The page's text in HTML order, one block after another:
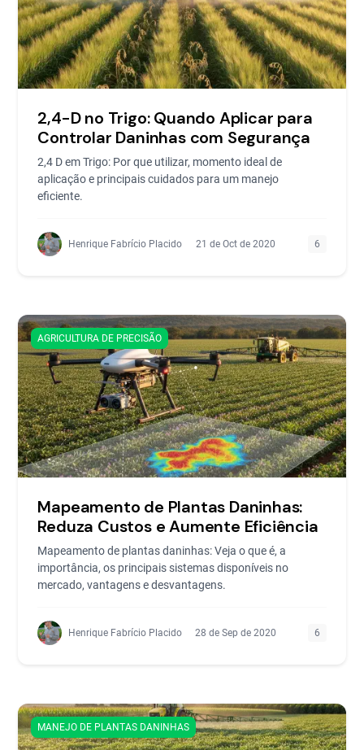
2,4-D no Trigo: Quando Aplicar para
Controlar Daninhas com Segurança
2,4 D em Trigo: Por que utilizar, momento ideal de
aplicação e principais cuidados para um manejo
eficiente.
Henrique Fabrício Placido 21 de Oct de 2020 6
AGRICULTURA DE PRECISÃO
Mapeamento de Plantas Daninhas:
Reduza Custos e Aumente Eficiência
Mapeamento de plantas daninhas: Veja o que é, a
importância, os principais sistemas disponíveis no
mercado, vantagens e desvantagens.
Henrique Fabrício Placido 28 de Sep de 2020 6
MANEJO DE PLANTAS DANINHAS